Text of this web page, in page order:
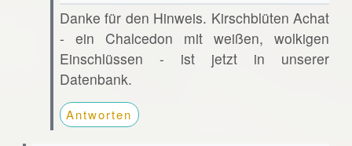
Danke für den Hinweis. Kirschblüten Achat
- ein Chalcedon mit weißen, wolkigen
Einschlüssen - ist jetzt in unserer
Datenbank.
Antworten